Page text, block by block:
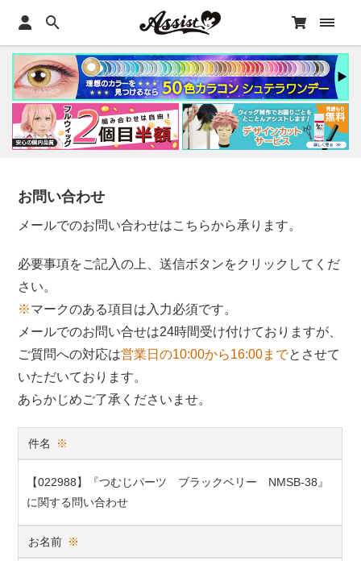
お問い合わせ
メールでのお問い合わせはこちらから承ります。
必要事項をご記入の上、送信ボタンをクリックしてくだ
さい。
※マークのある項目は入力必須です。
メールでのお問い合せは24時間受け付けておりますが、
ご質問への対応は営業日の10:00から16:00までとさせて
いただいております。
あらかじめご了承くださいませ。
件名 ※
【022988】『つむじパーツ ブラックベリー NMSB-38』
に関する問い合わせ
お名前 ※